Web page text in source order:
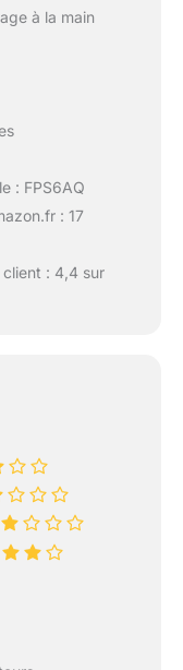
à la main
: FPS6AQ
: 17
: 4,4 sur